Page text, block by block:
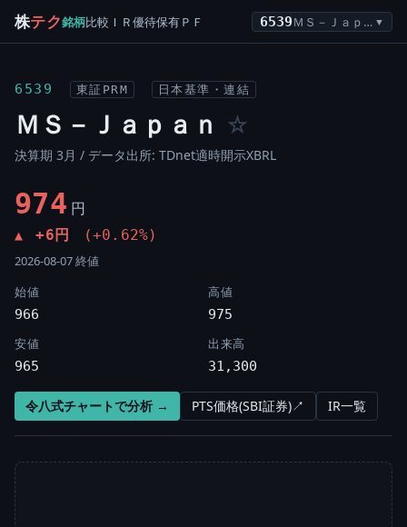
株テク銘柄比較 ＩＲ優待保有ＰＦ 6539 ＭＳ－Ｊａｐａｎ ▼
6539 東証PRM 日本基準・連結
ＭＳ－Ｊａｐａｎ ☆
決算期 3月 / データ出所: TDnet適時開示XBRL
974 円
▲ +6円 (+0.62%)
2026-08-07 終値
始値
966
高値
975
安値
965
出来高
31,300
令八式チャートで分析 → PTS価格(SBI証券)↗ IR一覧